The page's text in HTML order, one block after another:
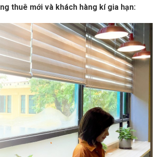
thuê mới và khách hàng kí gia hạn: